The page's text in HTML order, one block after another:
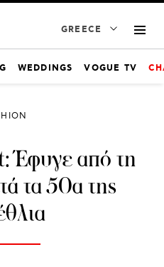
GREECE
WEDDINGS VOGUE TV
Έφυγε από τη
τα 50α της